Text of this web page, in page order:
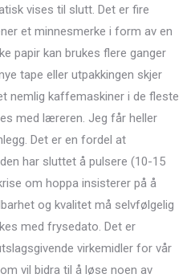
vises til slutt. Det er fire
et minnesmerke i form av en
papir kan brukes flere ganger
tape eller utpakkingen skjer
nemlig kaffemaskiner i de fleste
med læreren. Jeg får heller
Det er en fordel at
har sluttet å pulsere (10-15
om hoppa insisterer på å
og kvalitet må selvfølgelig
med frysedato. Det er
virkemidler for vår
vil bidra til å løse noen av